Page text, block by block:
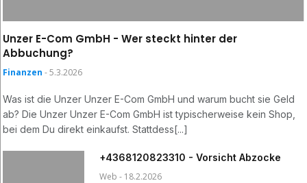
Unzer E-Com GmbH - Wer steckt hinter der
Abbuchung?
Finanzen - 5.3.2026
Was ist die Unzer Unzer E-Com GmbH und warum bucht sie Geld
ab? Die Unzer Unzer E-Com GmbH ist typischerweise kein Shop,
bei dem Du direkt einkaufst. Stattdess[...]
+4368120823310 - Vorsicht Abzocke
Web - 18.2.2026